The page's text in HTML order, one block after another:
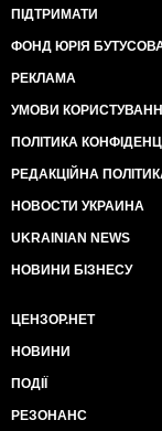
ПІДТРИМАТИ
ФОНД ЮРІЯ
РЕКЛАМА
УМОВИ
ПОЛІТИКА
РЕДАКЦІЙНА
НОВОСТИ УКРАИНА
UKRAINIAN NEWS
НОВИНИ БІЗНЕСУ
ЦЕНЗОР.НЕТ
НОВИНИ
ПОДІЇ
РЕЗОНАНС